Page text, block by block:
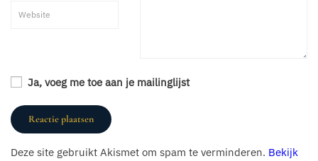
Ja, voeg me toe aan je mailinglijst
Deze site gebruikt Akismet om spam te verminderen. Bekijk